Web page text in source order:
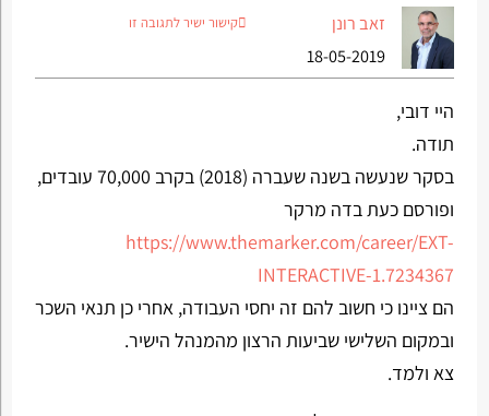
זאב רונן
18-05-2019
קישור ישיר לתגובה זו
היי דובי,
תודה.
בסקר שנעשה בשנה שעברה (2018) בקרב 70,000 עובדים,
ופורסם כעת בדה מרקר
https://www.themarker.com/career/EXT-
INTERACTIVE-1.7234367
הם ציינו כי חשוב להם זה יחסי העבודה, אחרי כן תנאי השכר
ובמקום השלישי שביעות הרצון מהמנהל הישיר.
צא ולמד.